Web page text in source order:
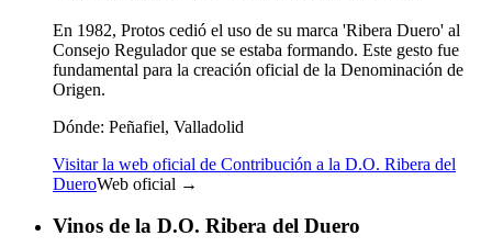
En 1982, Protos cedió el uso de su marca 'Ribera Duero' al
Consejo Regulador que se estaba formando. Este gesto fue
fundamental para la creación oficial de la Denominación de
Origen.
Dónde: Peñafiel, Valladolid
Visitar la web oficial de Contribución a la D.O. Ribera del
DueroWeb oficial →
Vinos de la D.O. Ribera del Duero